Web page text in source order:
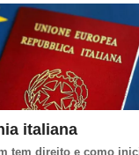
oposição italiana por
europeia
Pignataro atrasou
EUA
italiana
tem direito e como